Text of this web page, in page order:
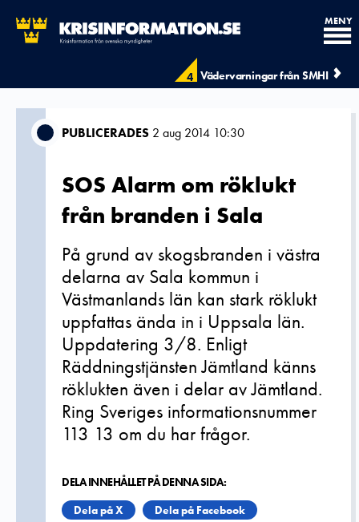
4 Vädervarningar från SMHI
MENY
PUBLICERADES 2 aug 2014 10:30
SOS Alarm om röklukt
från branden i Sala
På grund av skogsbranden i västra
delarna av Sala kommun i
Västmanlands län kan stark röklukt
uppfattas ända in i Uppsala län.
Uppdatering 3/8. Enligt
Räddningstjänsten Jämtland känns
röklukten även i delar av Jämtland.
Ring Sveriges informationsnummer
113 13 om du har frågor.
DELA INNEHÅLLET PÅ DENNA SIDA:
Dela på X
Dela på Facebook